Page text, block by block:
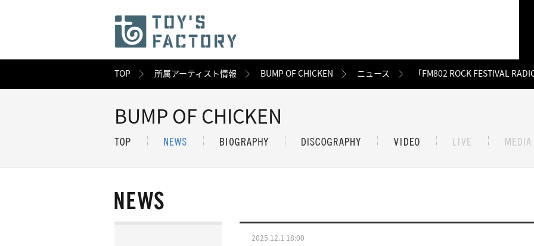
TOP 所属アーティスト情報 BUMP OF CHICKEN ニュース 「FM802 ROCK FESTIVAL
BUMP OF CHICKEN
2025.12.1 18:00